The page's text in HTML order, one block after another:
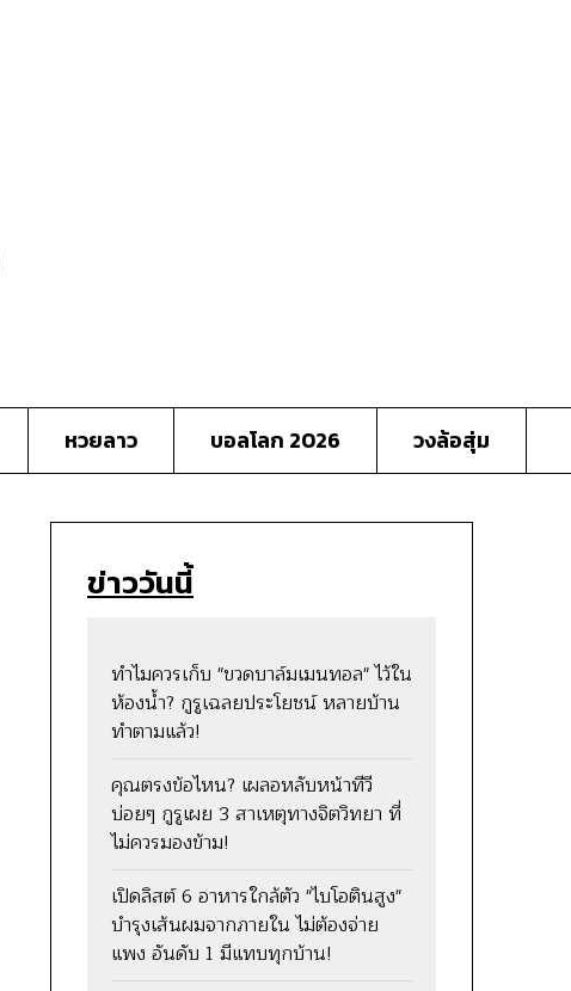
หวยลาว บอลโลก 2026 วงล้อสุ่ม
ข่าววันนี้
ทำไมควรเก็บ "ขวดบาล์มเมนทอล" ไว้ใน
ห้องน้ำ? กูรูเฉลยประโยชน์ หลายบ้าน
ทำตามแล้ว!
คุณตรงข้อไหน? เผลอหลับหน้าทีวี
บ่อยๆ กูรูเผย 3 สาเหตุทางจิตวิทยา ที่
ไม่ควรมองข้าม!
เปิดลิสต์ 6 อาหารใกล้ตัว "ไบโอตินสูง"
บำรุงเส้นผมจากภายใน ไม่ต้องจ่าย
แพง อันดับ 1 มีแทบทุกบ้าน!